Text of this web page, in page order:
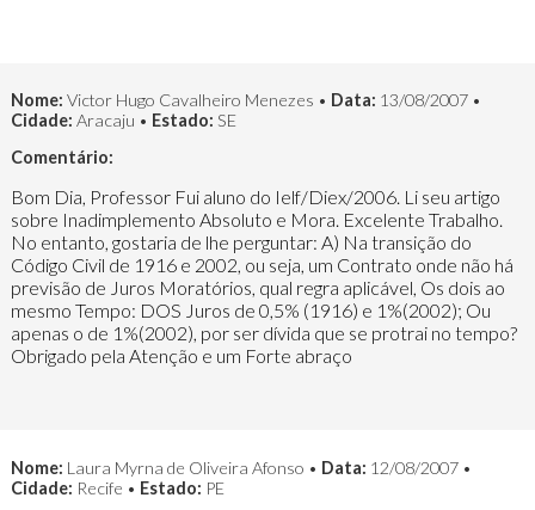
Nome: Victor Hugo Cavalheiro Menezes • Data: 13/08/2007 •
Cidade: Aracaju • Estado: SE
Comentário:
Bom Dia, Professor Fui aluno do Ielf/Diex/2006. Li seu artigo
sobre Inadimplemento Absoluto e Mora. Excelente Trabalho.
No entanto, gostaria de lhe perguntar: A) Na transição do
Código Civil de 1916 e 2002, ou seja, um Contrato onde não há
previsão de Juros Moratórios, qual regra aplicável, Os dois ao
mesmo Tempo: DOS Juros de 0,5% (1916) e 1%(2002); Ou
apenas o de 1%(2002), por ser dívida que se protrai no tempo?
Obrigado pela Atenção e um Forte abraço
Nome: Laura Myrna de Oliveira Afonso • Data: 12/08/2007 •
Cidade: Recife • Estado: PE